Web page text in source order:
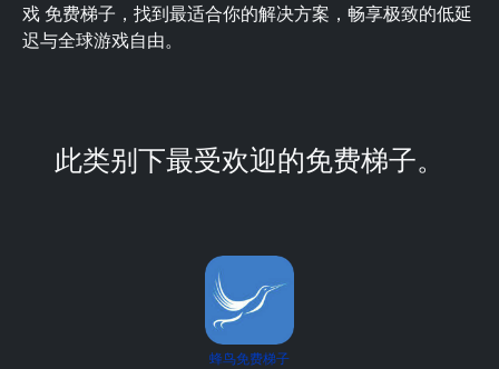
戏 免费梯子，找到最适合你的解决方案，畅享极致的低延
迟与全球游戏自由。
此类别下最受欢迎的免费梯子。
蜂鸟免费梯子